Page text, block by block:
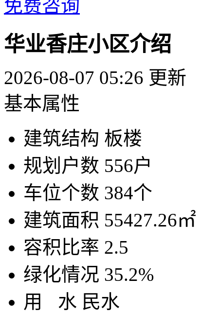
免费咨询
华业香庄小区介绍
2026-08-07 05:26 更新
基本属性
建筑结构 板楼
规划户数 556户
车位个数 384个
建筑面积 55427.26㎡
容积比率 2.5
绿化情况 35.2%
用 水 民水